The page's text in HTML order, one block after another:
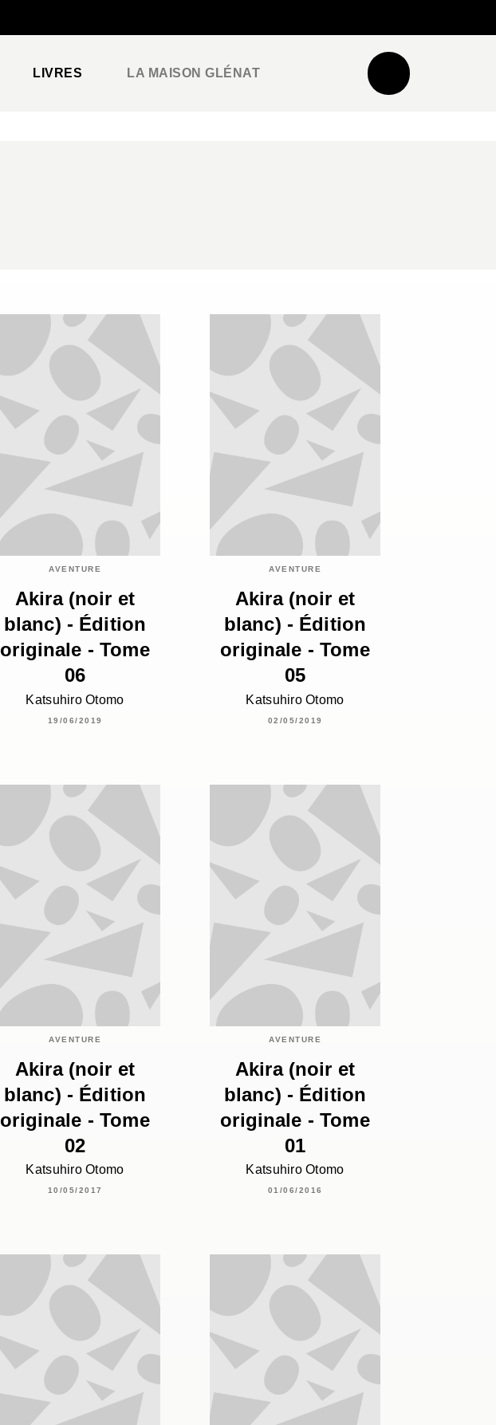
LIVRES LA MAISON GLÉNAT
AVENTURE
Akira (noir et
blanc) - Édition
originale - Tome
06
Katsuhiro Otomo
19/06/2019
AVENTURE
Akira (noir et
blanc) - Édition
originale - Tome
05
Katsuhiro Otomo
02/05/2019
AVENTURE
Akira (noir et
blanc) - Édition
originale - Tome
02
Katsuhiro Otomo
10/05/2017
AVENTURE
Akira (noir et
blanc) - Édition
originale - Tome
01
Katsuhiro Otomo
01/06/2016